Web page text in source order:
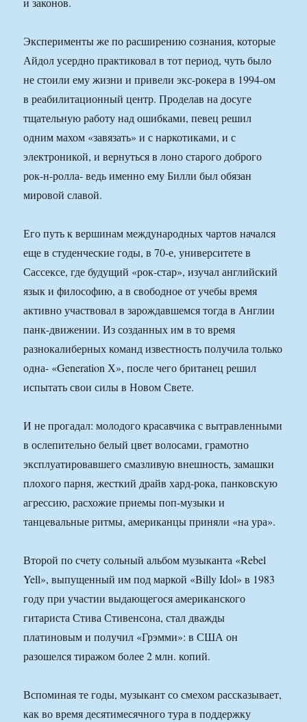
Эксперименты же по расширению сознания, которые
Айдол усердно практиковал в тот период, чуть было
не стоили ему жизни и привели экс-рокера в 1994-ом
в реабилитационный центр. Проделав на досуге
тщательную работу над ошибками, певец решил
одним махом «завязать» и с наркотиками, и с
электроникой, и вернуться в лоно старого доброго
рок-н-ролла- ведь именно ему Билли был обязан
мировой славой.
Его путь к вершинам международных чартов начался
еще в студенческие годы, в 70-е, университете в
Сассексе, где будущий «рок-стар», изучал английский
язык и философию, а в свободное от учебы время
активно участвовал в зарождавшемся тогда в Англии
панк-движении. Из созданных им в то время
разнокалиберных команд известность получила только
одна- «Generation Х», после чего британец решил
испытать свои силы в Новом Свете.
И не прогадал: молодого красавчика с вытравленными
в ослепительно белый цвет волосами, грамотно
эксплуатировавшего смазливую внешность, замашки
плохого парня, жесткий драйв хард-рока, панковскую
агрессию, расхожие приемы поп-музыки и
танцевальные ритмы, американцы приняли «на ура».
Второй по счету сольный альбом музыканта «Rebel
Yell», выпущенный им под маркой «Billy Idol» в 1983
году при участии выдающегося американского
гитариста Стива Стивенсона, стал дважды
платиновым и получил «Грэмми»: в США он
разошелся тиражом более 2 млн. копий.
Вспоминая те годы, музыкант со смехом рассказывает,
как во время десятимесячного тура в поддержку